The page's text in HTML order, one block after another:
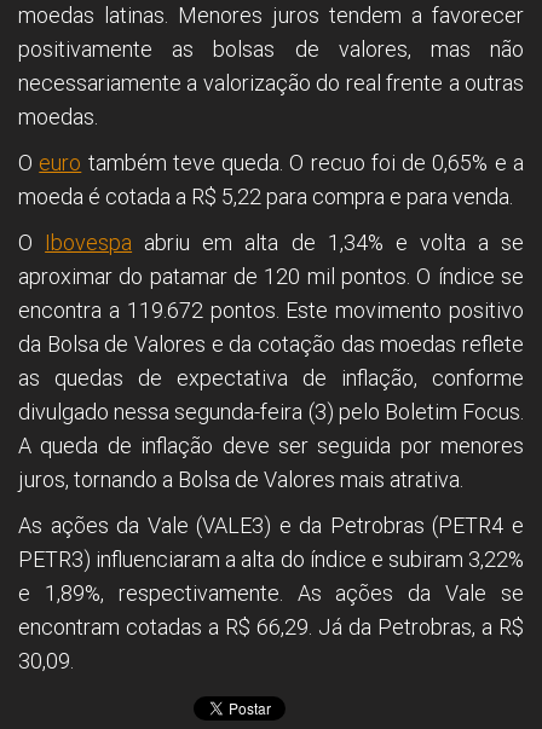
moedas latinas. Menores juros tendem a favorecer
positivamente as bolsas de valores, mas não
necessariamente a valorização do real frente a outras
moedas.
O euro também teve queda. O recuo foi de 0,65% e a
moeda é cotada a R$ 5,22 para compra e para venda.
O Ibovespa abriu em alta de 1,34% e volta a se
aproximar do patamar de 120 mil pontos. O índice se
encontra a 119.672 pontos. Este movimento positivo
da Bolsa de Valores e da cotação das moedas reflete
as quedas de expectativa de inflação, conforme
divulgado nessa segunda-feira (3) pelo Boletim Focus.
A queda de inflação deve ser seguida por menores
juros, tornando a Bolsa de Valores mais atrativa.
As ações da Vale (VALE3) e da Petrobras (PETR4 e
PETR3) influenciaram a alta do índice e subiram 3,22%
e 1,89%, respectivamente. As ações da Vale se
encontram cotadas a R$ 66,29. Já da Petrobras, a R$
30,09.